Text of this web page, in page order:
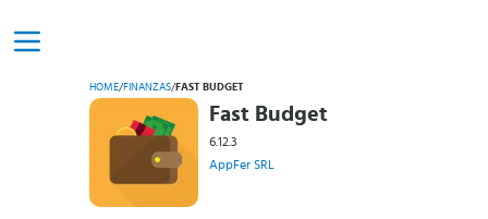
HOME/FINANZAS/ FAST BUDGET
Fast Budget
6.12.3
AppFer SRL